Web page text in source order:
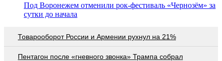
Под Воронежем отменили рок-фестиваль «Чернозём» за
сутки до начала
Товарооборот России и Армении рухнул на 21%
Пентагон после «гневного звонка» Трампа собрал